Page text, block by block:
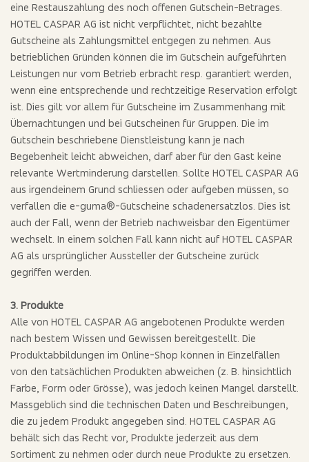
eine Restauszahlung des noch offenen Gutschein-Betrages.
HOTEL CASPAR AG ist nicht verpflichtet, nicht bezahlte
Gutscheine als Zahlungsmittel entgegen zu nehmen. Aus
betrieblichen Gründen können die im Gutschein aufgeführten
Leistungen nur vom Betrieb erbracht resp. garantiert werden,
wenn eine entsprechende und rechtzeitige Reservation erfolgt
ist. Dies gilt vor allem für Gutscheine im Zusammenhang mit
Übernachtungen und bei Gutscheinen für Gruppen. Die im
Gutschein beschriebene Dienstleistung kann je nach
Begebenheit leicht abweichen, darf aber für den Gast keine
relevante Wertminderung darstellen. Sollte HOTEL CASPAR AG
aus irgendeinem Grund schliessen oder aufgeben müssen, so
verfallen die e-guma®-Gutscheine schadenersatzlos. Dies ist
auch der Fall, wenn der Betrieb nachweisbar den Eigentümer
wechselt. In einem solchen Fall kann nicht auf HOTEL CASPAR
AG als ursprünglicher Aussteller der Gutscheine zurück
gegriffen werden.
3. Produkte
Alle von HOTEL CASPAR AG angebotenen Produkte werden
nach bestem Wissen und Gewissen bereitgestellt. Die
Produktabbildungen im Online-Shop können in Einzelfällen
von den tatsächlichen Produkten abweichen (z. B. hinsichtlich
Farbe, Form oder Grösse), was jedoch keinen Mangel darstellt.
Massgeblich sind die technischen Daten und Beschreibungen,
die zu jedem Produkt angegeben sind. HOTEL CASPAR AG
behält sich das Recht vor, Produkte jederzeit aus dem
Sortiment zu nehmen oder durch neue Produkte zu ersetzen.